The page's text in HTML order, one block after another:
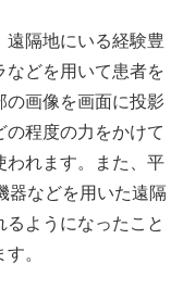
遠隔地にいる経験豊
などを用いて患者を
の画像を画面に投影
の程度の力をかけて
われます。また、平
器などを用いた遠隔
ようになったこと
。